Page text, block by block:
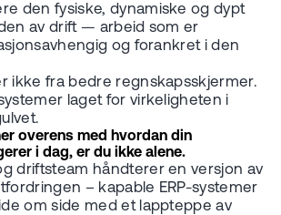
den fysiske, dynamiske og dypt
av drift — arbeid som er
og forankret i den
ikke fra bedre regnskapsskjermer.
laget for virkeligheten i
overens med hvordan din
i dag, er du ikke alene.
driftsteam håndterer en versjon av
– kapable ERP-systemer
om side med et lappteppe av